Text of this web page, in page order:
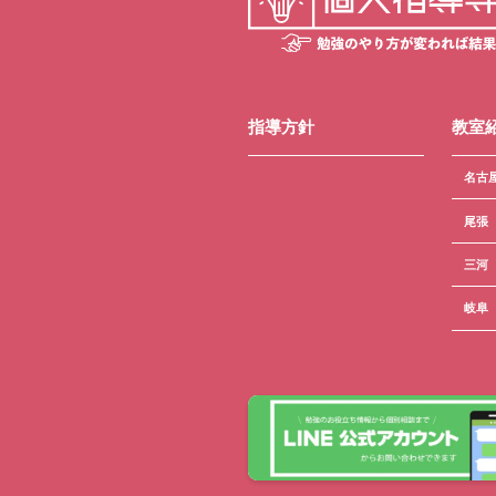
指導方針 教室
名古
尾張
三河
岐阜